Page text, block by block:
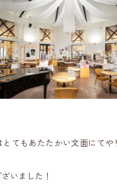
とてもあたたかい文面にてや
いました！